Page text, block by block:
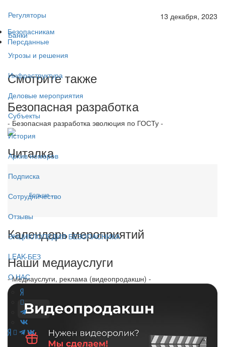
Регуляторы
Банки
Угрозы и решения
Инфраструктура
Деловые мероприятия
Субъекты
История
Архив номеров
Подписка
Сотрудничество
Отзывы
ЭНЦИКЛОПЕДИЯ БЕЗОПАСНИКА
LEAK-БЕЗ
О НАС
13 декабря, 2023
Безопасникам
Персданные
Смотрите также
Безопасная разработка
- Безопасная разработка эволюция по ГОСТу -
Читалка
Больше...
Календарь мероприятий
Наши медиауслуги
- Медиауслуги, реклама (видеопродакшн) -